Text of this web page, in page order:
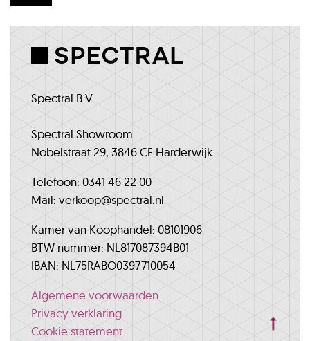
Spectral B.V.
Spectral Showroom
Nobelstraat 29, 3846 CE Harderwijk
Telefoon: 0341 46 22 00
Mail: verkoop@spectral.nl
Kamer van Koophandel: 08101906
BTW nummer: NL817087394B01
IBAN: NL75RABO0397710054
Algemene voorwaarden
Privacy verklaring
Cookie statement